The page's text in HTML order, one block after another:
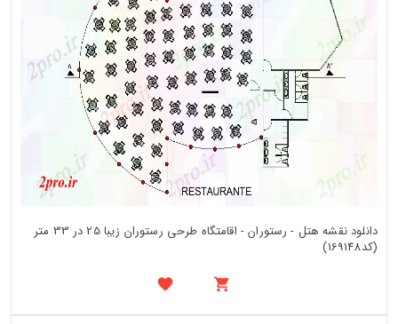
دانلود نقشه هتل - رستوران - اقامتگاه طرحی رستوران زیبا 25 در 33 متر
(کد169148)